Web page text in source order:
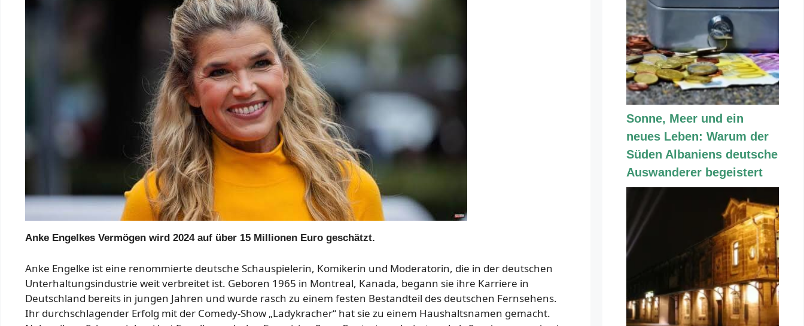
Anke Engelkes Vermögen wird 2024 auf über 15 Millionen Euro geschätzt.
Anke Engelke ist eine renommierte deutsche Schauspielerin, Komikerin und Moderatorin, die in der deutschen
Unterhaltungsindustrie weit verbreitet ist. Geboren 1965 in Montreal, Kanada, begann sie ihre Karriere in
Deutschland bereits in jungen Jahren und wurde rasch zu einem festen Bestandteil des deutschen Fernsehens.
Ihr durchschlagender Erfolg mit der Comedy-Show „Ladykracher“ hat sie zu einem Haushaltsnamen gemacht.
Sonne, Meer und ein
neues Leben: Warum der
Süden Albaniens deutsche
Auswanderer begeistert